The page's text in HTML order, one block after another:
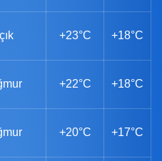
+23°C +18°C
+22°C +18°C
+20°C +17°C